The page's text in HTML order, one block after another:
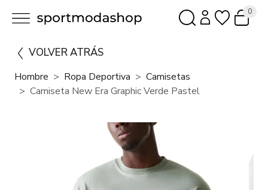
0
VOLVER ATRÁS
Hombre Ropa Deportiva
Camisetas
Camiseta New Era Graphic Verde Pastel